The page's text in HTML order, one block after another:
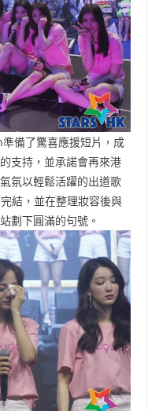
備了驚喜應援短片，成
支持，並承諾會再來港
氛以輕鬆活躍的出道歌
結，並在整理妝容後與
劃下圓滿的句號。